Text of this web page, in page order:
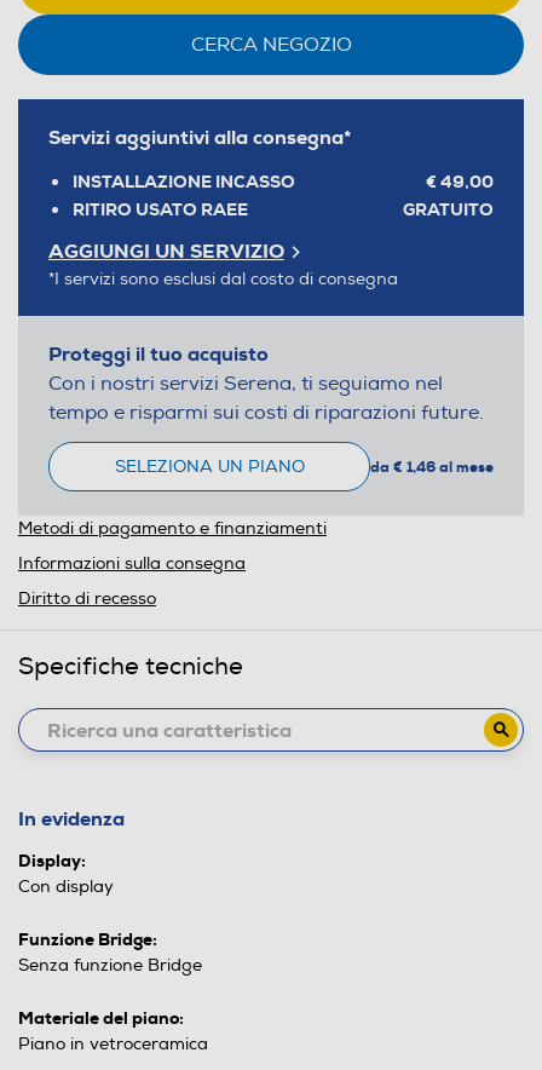
CERCA NEGOZIO
Servizi aggiuntivi alla consegna*
INSTALLAZIONE INCASSO
€ 49,00
RITIRO USATO RAEE
GRATUITO
AGGIUNGI UN SERVIZIO
*I servizi sono esclusi dal costo di consegna
Proteggi il tuo acquisto
Con i nostri servizi Serena, ti seguiamo nel
tempo e risparmi sui costi di riparazioni future.
SELEZIONA UN PIANO da € 1,46 al mese
Metodi di pagamento e finanziamenti
Informazioni sulla consegna
Diritto di recesso
Specifiche tecniche
In evidenza
Display:
Con display
Funzione Bridge:
Senza funzione Bridge
Materiale del piano:
Piano in vetroceramica